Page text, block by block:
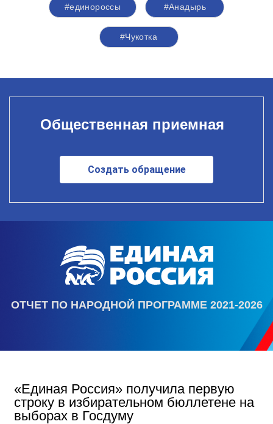
#единороссы #Анадырь
#Чукотка
Общественная приемная
Создать обращение
ОТЧЕТ ПО НАРОДНОЙ ПРОГРАММЕ 2021-2026
«Единая Россия» получила первую
строку в избирательном бюллетене на
выборах в Госдуму